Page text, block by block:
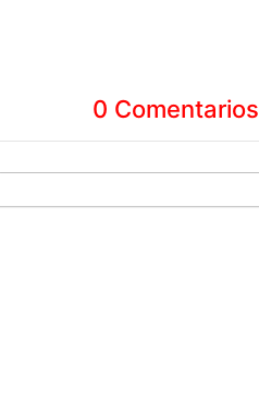
0 Comentarios